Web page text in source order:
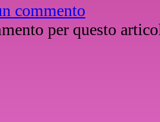
commento
per questo